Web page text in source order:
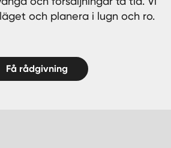
och planera i lugn och ro.
Få rådgivning